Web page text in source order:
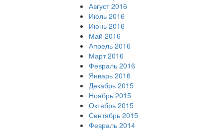
Август 2016
Июль 2016
Июнь 2016
Май 2016
Апрель 2016
Март 2016
Февраль 2016
Январь 2016
Декабрь 2015
Ноябрь 2015
Октябрь 2015
Сентябрь 2015
Февраль 2014